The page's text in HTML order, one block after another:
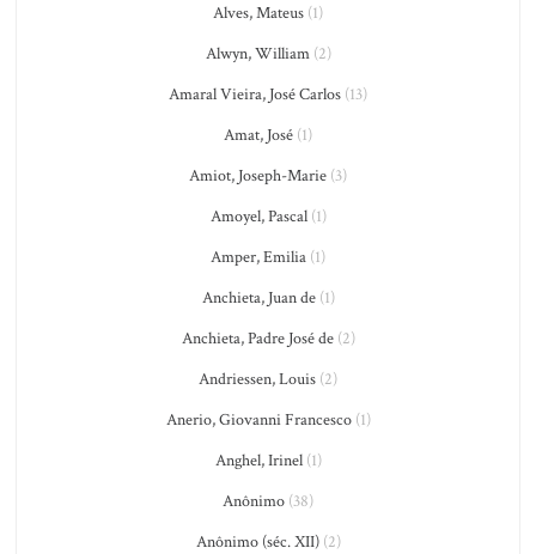
Alves, Mateus (1)
Alwyn, William(2)
Amaral Vieira, José Carlos (13)
Amat, José (1)
Amiot, Joseph-Marie (3)
Amoyel, Pascal(1)
Amper, Emilia (1)
Anchieta, Juan de(1)
Anchieta, Padre José de(2)
Andriessen, Louis (2)
Anerio, Giovanni Francesco(1)
Anghel, Irinel(1)
Anônimo (38)
Anônimo (séc. XII)(2)